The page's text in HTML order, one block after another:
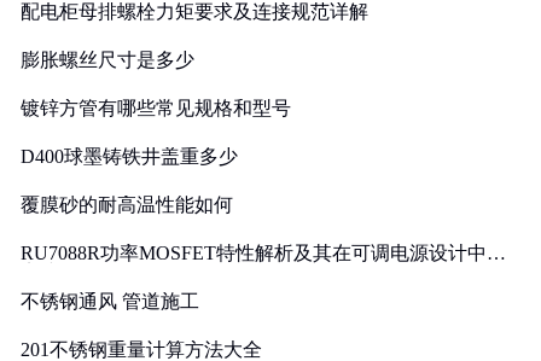
配电柜母排螺栓力矩要求及连接规范详解
膨胀螺丝尺寸是多少
镀锌方管有哪些常见规格和型号
D400球墨铸铁井盖重多少
覆膜砂的耐高温性能如何
RU7088R功率MOSFET特性解析及其在可调电源设计中的
不锈钢通风 管道施工
201不锈钢重量计算方法大全